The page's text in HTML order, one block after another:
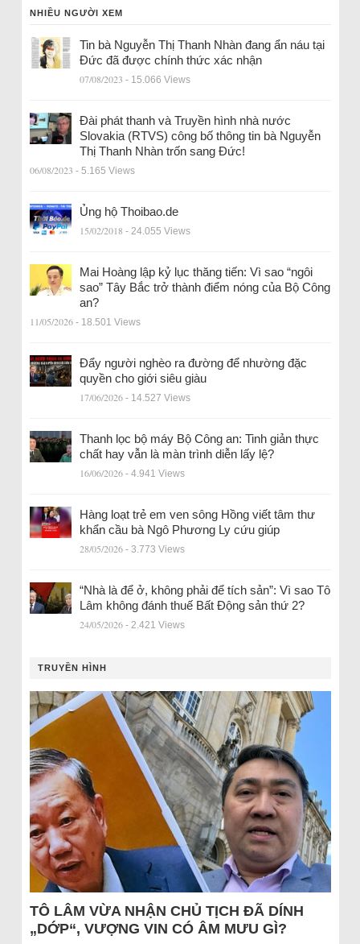
NHIỀU NGƯỜI XEM
Tin bà Nguyễn Thị Thanh Nhàn đang ẩn náu tại
Đức đã được chính thức xác nhận
07/08/2023 - 15.066 Views
Đài phát thanh và Truyền hình nhà nước
Slovakia (RTVS) công bố thông tin bà Nguyễn
Thị Thanh Nhàn trốn sang Đức!
06/08/2023 - 5.165 Views
Ủng hộ Thoibao.de
15/02/2018 - 24.055 Views
Mai Hoàng lập kỷ lục thăng tiến: Vì sao “ngôi
sao” Tây Bắc trở thành điểm nóng của Bộ Công
an?
11/05/2026 - 18.501 Views
Đẩy người nghèo ra đường để nhường đặc
quyền cho giới siêu giàu
17/06/2026 - 14.527 Views
Thanh lọc bộ máy Bộ Công an: Tinh giản thực
chất hay vẫn là màn trình diễn lấy lệ?
16/06/2026 - 4.941 Views
Hàng loạt trẻ em ven sông Hồng viết tâm thư
khẩn cầu bà Ngô Phương Ly cứu giúp
28/05/2026 - 3.773 Views
“Nhà là để ở, không phải để tích sản”: Vì sao Tô
Lâm không đánh thuế Bất Động sản thứ 2?
24/05/2026 - 2.421 Views
TRUYỀN HÌNH
TÔ LÂM VỪA NHẬN CHỦ TỊCH ĐÃ DÍNH
„DỚP“, VƯỢNG VIN CÓ ÂM MƯU GÌ?